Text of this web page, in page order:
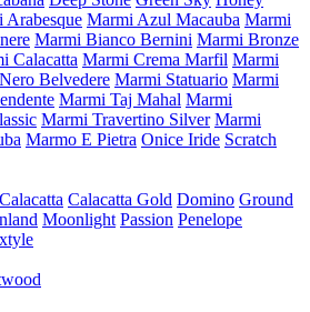
Arabesque Marmi Azul Macauba Marmi
Marmi Bianco Bernini Marmi Bronze
Calacatta Marmi Crema Marfil Marmi
Belvedere Marmi Statuario Marmi
Marmi Taj Mahal Marmi
Marmi Travertino Silver Marmi
Marmo E Pietra Onice Iride Scratch
Calacatta Gold Domino Ground
Moonlight Passion Penelope